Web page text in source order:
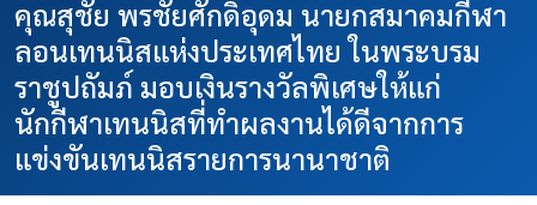
คุณสุชัย พรชัยศักดิ์อุดม นายกสมาคมกีฬา
ลอนเทนนิสแห่งประเทศไทย ในพระบรม
ราชูปถัมภ์ มอบเงินรางวัลพิเศษให้แก่
นักกีฬาเทนนิสที่ทำผลงานได้ดีจากการ
แข่งขันเทนนิสรายการนานาชาติ